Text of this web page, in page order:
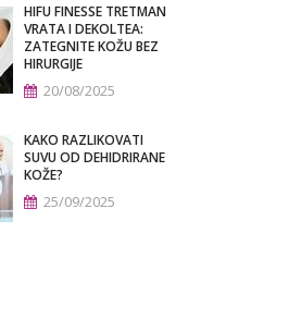
HIFU FINESSE TRETMAN
VRATA I DEKOLTEA:
ZATEGNITE KOŽU BEZ
HIRURGIJE
20/08/2025
KAKO RAZLIKOVATI
SUVU OD DEHIDRIRANE
KOŽE?
25/09/2025